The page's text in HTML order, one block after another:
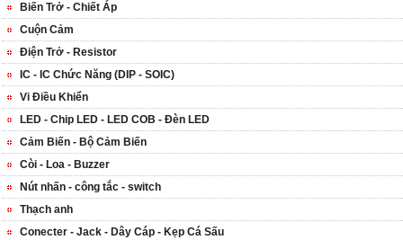
Biến Trở - Chiết Áp
Cuộn Cảm
Điện Trở - Resistor
IC - IC Chức Năng (DIP - SOIC)
Vi Điều Khiển
LED - Chip LED - LED COB - Đèn LED
Cảm Biến - Bộ Cảm Biến
Còi - Loa - Buzzer
Nút nhấn - công tắc - switch
Thạch anh
Conecter - Jack - Dây Cáp - Kẹp Cá Sấu